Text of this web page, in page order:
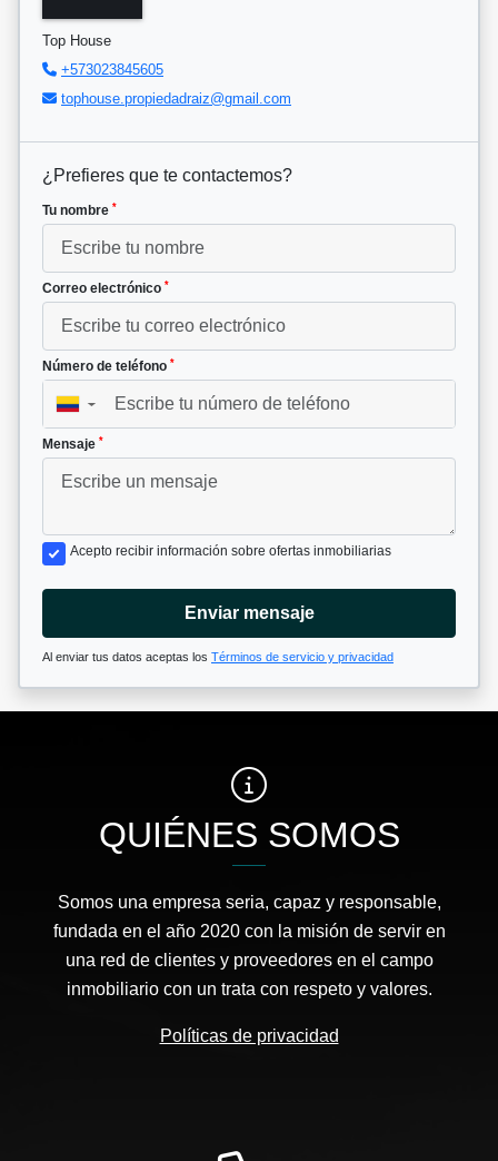
Top House
+573023845605
tophouse.propiedadraiz@gmail.com
¿Prefieres que te contactemos?
Tu nombre *
Correo electrónico *
Número de teléfono *
▼
Mensaje *
Acepto recibir información sobre ofertas inmobiliarias
Enviar mensaje
Al enviar tus datos aceptas los Términos de servicio y privacidad
QUIÉNES SOMOS
Somos una empresa seria, capaz y responsable,
fundada en el año 2020 con la misión de servir en
una red de clientes y proveedores en el campo
inmobiliario con un trata con respeto y valores.
Políticas de privacidad